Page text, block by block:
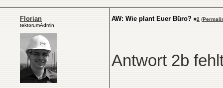
Florian
tektorumAdmin
AW: Wie plant Euer Büro? #2 (
Antwort 2b